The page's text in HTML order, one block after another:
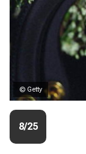
© Getty
8/25